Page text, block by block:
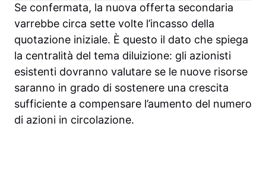
Se confermata, la nuova offerta secondaria
varrebbe circa sette volte l’incasso della
quotazione iniziale. È questo il dato che spiega
la centralità del tema diluizione: gli azionisti
esistenti dovranno valutare se le nuove risorse
saranno in grado di sostenere una crescita
sufficiente a compensare l’aumento del numero
di azioni in circolazione.